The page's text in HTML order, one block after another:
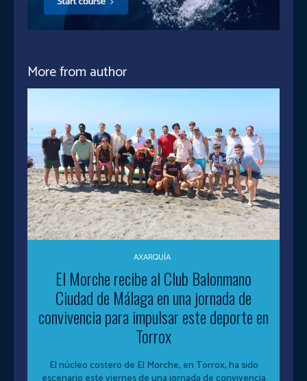
More from author
AXARQUÍA
El Morche recibe al Club Balonmano
Ciudad de Málaga en una jornada de
convivencia para impulsar este deporte en
Torrox
El núcleo costero de El Morche, en Torrox, ha sido